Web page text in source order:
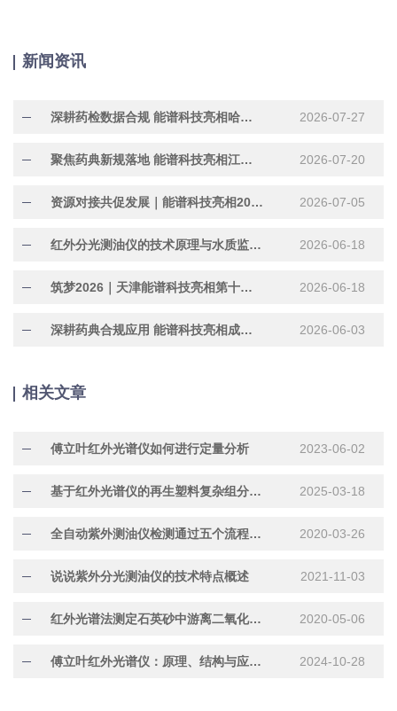
新闻资讯
深耕药检数据合规 能谱科技亮相哈尔滨药品检验合规实战研修班 2026-07-27
聚焦药典新规落地 能谱科技亮相江西药品检验规范专题研讨班 2026-07-20
资源对接共促发展｜能谱科技亮相2026全国实验室行业联盟对接会天津站 2026-07-05
红外分光测油仪的技术原理与水质监测应用探讨 2026-06-18
​筑梦2026｜天津能谱科技亮相第十一届献县建筑仪器展览会 2026-06-18
深耕药典合规应用 能谱科技亮相成都药典专题研修班 2026-06-03
相关文章
傅立叶红外光谱仪如何进行定量分析 2023-06-02
基于红外光谱仪的再生塑料复杂组分定性定量分析新方案探究 2025-03-18
全自动紫外测油仪检测通过五个流程完成 2020-03-26
说说紫外分光测油仪的技术特点概述 2021-11-03
红外光谱法测定石英砂中游离二氧化硅含量的影响因素及控制 2020-05-06
傅立叶红外光谱仪：原理、结构与应用详解 2024-10-28